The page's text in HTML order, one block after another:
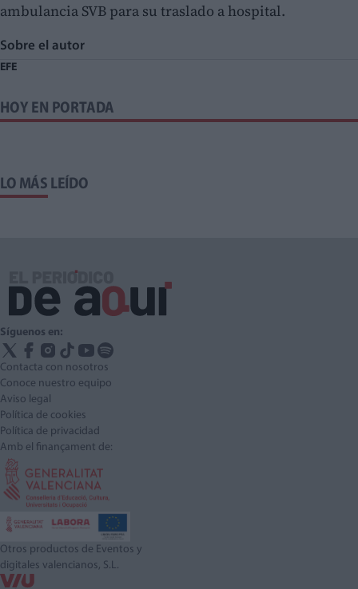
ambulancia SVB para su traslado a hospital.
Sobre el autor
EFE
HOY EN PORTADA
LO MÁS LEÍDO
Síguenos en:
Contacta con nosotros
Conoce nuestro equipo
Aviso legal
Política de cookies
Política de privacidad
Amb el finançament de:
Otros productos de Eventos y
digitales valencianos, S.L.